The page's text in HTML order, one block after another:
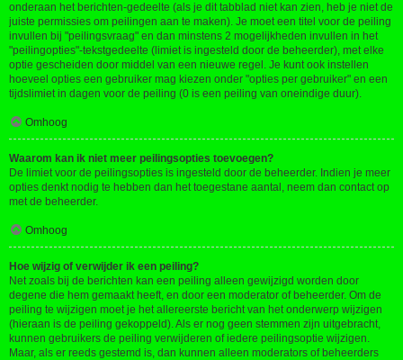
onderaan het berichten-gedeelte (als je dit tabblad niet kan zien, heb je niet de
juiste permissies om peilingen aan te maken). Je moet een titel voor de peiling
invullen bij "peilingsvraag" en dan minstens 2 mogelijkheden invullen in het
"peilingopties"-tekstgedeelte (limiet is ingesteld door de beheerder), met elke
optie gescheiden door middel van een nieuwe regel. Je kunt ook instellen
hoeveel opties een gebruiker mag kiezen onder "opties per gebruiker" en een
tijdslimiet in dagen voor de peiling (0 is een peiling van oneindige duur).
Omhoog
Waarom kan ik niet meer peilingsopties toevoegen?
De limiet voor de peilingsopties is ingesteld door de beheerder. Indien je meer
opties denkt nodig te hebben dan het toegestane aantal, neem dan contact op
met de beheerder.
Omhoog
Hoe wijzig of verwijder ik een peiling?
Net zoals bij de berichten kan een peiling alleen gewijzigd worden door
degene die hem gemaakt heeft, en door een moderator of beheerder. Om de
peiling te wijzigen moet je het allereerste bericht van het onderwerp wijzigen
(hieraan is de peiling gekoppeld). Als er nog geen stemmen zijn uitgebracht,
kunnen gebruikers de peiling verwijderen of iedere peilingsoptie wijzigen.
Maar, als er reeds gestemd is, dan kunnen alleen moderators of beheerders